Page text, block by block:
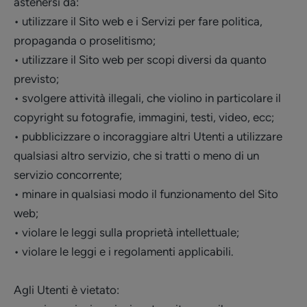
• utilizzare il Sito web e i Servizi per fare politica,
propaganda o proselitismo;
• utilizzare il Sito web per scopi diversi da quanto
previsto;
• svolgere attività illegali, che violino in particolare il
copyright su fotografie, immagini, testi, video, ecc;
• pubblicizzare o incoraggiare altri Utenti a utilizzare
qualsiasi altro servizio, che si tratti o meno di un
servizio concorrente;
• minare in qualsiasi modo il funzionamento del Sito
web;
• violare le leggi sulla proprietà intellettuale;
• violare le leggi e i regolamenti applicabili.
Agli Utenti è vietato: